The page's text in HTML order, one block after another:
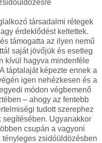
társadalmi rétegek
érdeklődést keltettek.
támogatta az ilyen nemű
saját jövőjük és esetleg
kívül hagyva mindenféle
táptalaját képezte ennek a
igen nehézkesen és a
módon végbemenő
– ahogy az fentebb
tudott szerephez
Ugyanakkor
csupán a vagyoni
zsidóüldözésben